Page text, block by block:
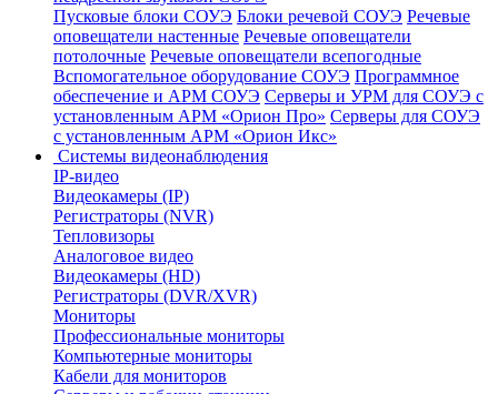
Пусковые блоки СОУЭ Блоки речевой СОУЭ Речевые
оповещатели настенные Речевые оповещатели
потолочные Речевые оповещатели всепогодные
Вспомогательное оборудование СОУЭ Программное
обеспечение и АРМ СОУЭ Серверы и УРМ для СОУЭ с
установленным АРМ «Орион Про» Серверы для СОУЭ
с установленным АРМ «Орион Икс»
Системы видеонаблюдения
IP-видео
Видеокамеры (IP)
Регистраторы (NVR)
Тепловизоры
Аналоговое видео
Видеокамеры (HD)
Регистраторы (DVR/XVR)
Мониторы
Профессиональные мониторы
Компьютерные мониторы
Кабели для мониторов